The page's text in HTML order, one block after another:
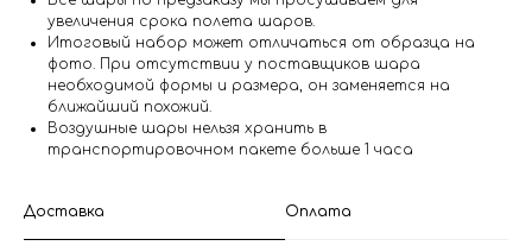
увеличения срока полета шаров.
Итоговый набор может отличаться от образца на
фото. При отсутствии у поставщиков шара
необходимой формы и размера, он заменяется на
ближайший похожий.
Воздушные шары нельзя хранить в
транспортировочном пакете больше 1 часа
Доставка Оплата